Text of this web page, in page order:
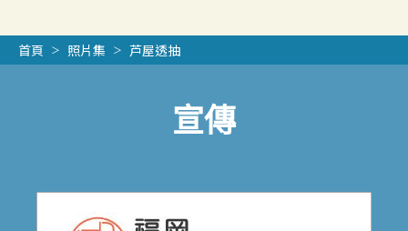
首頁 照片集 芦屋透抽
宣傳